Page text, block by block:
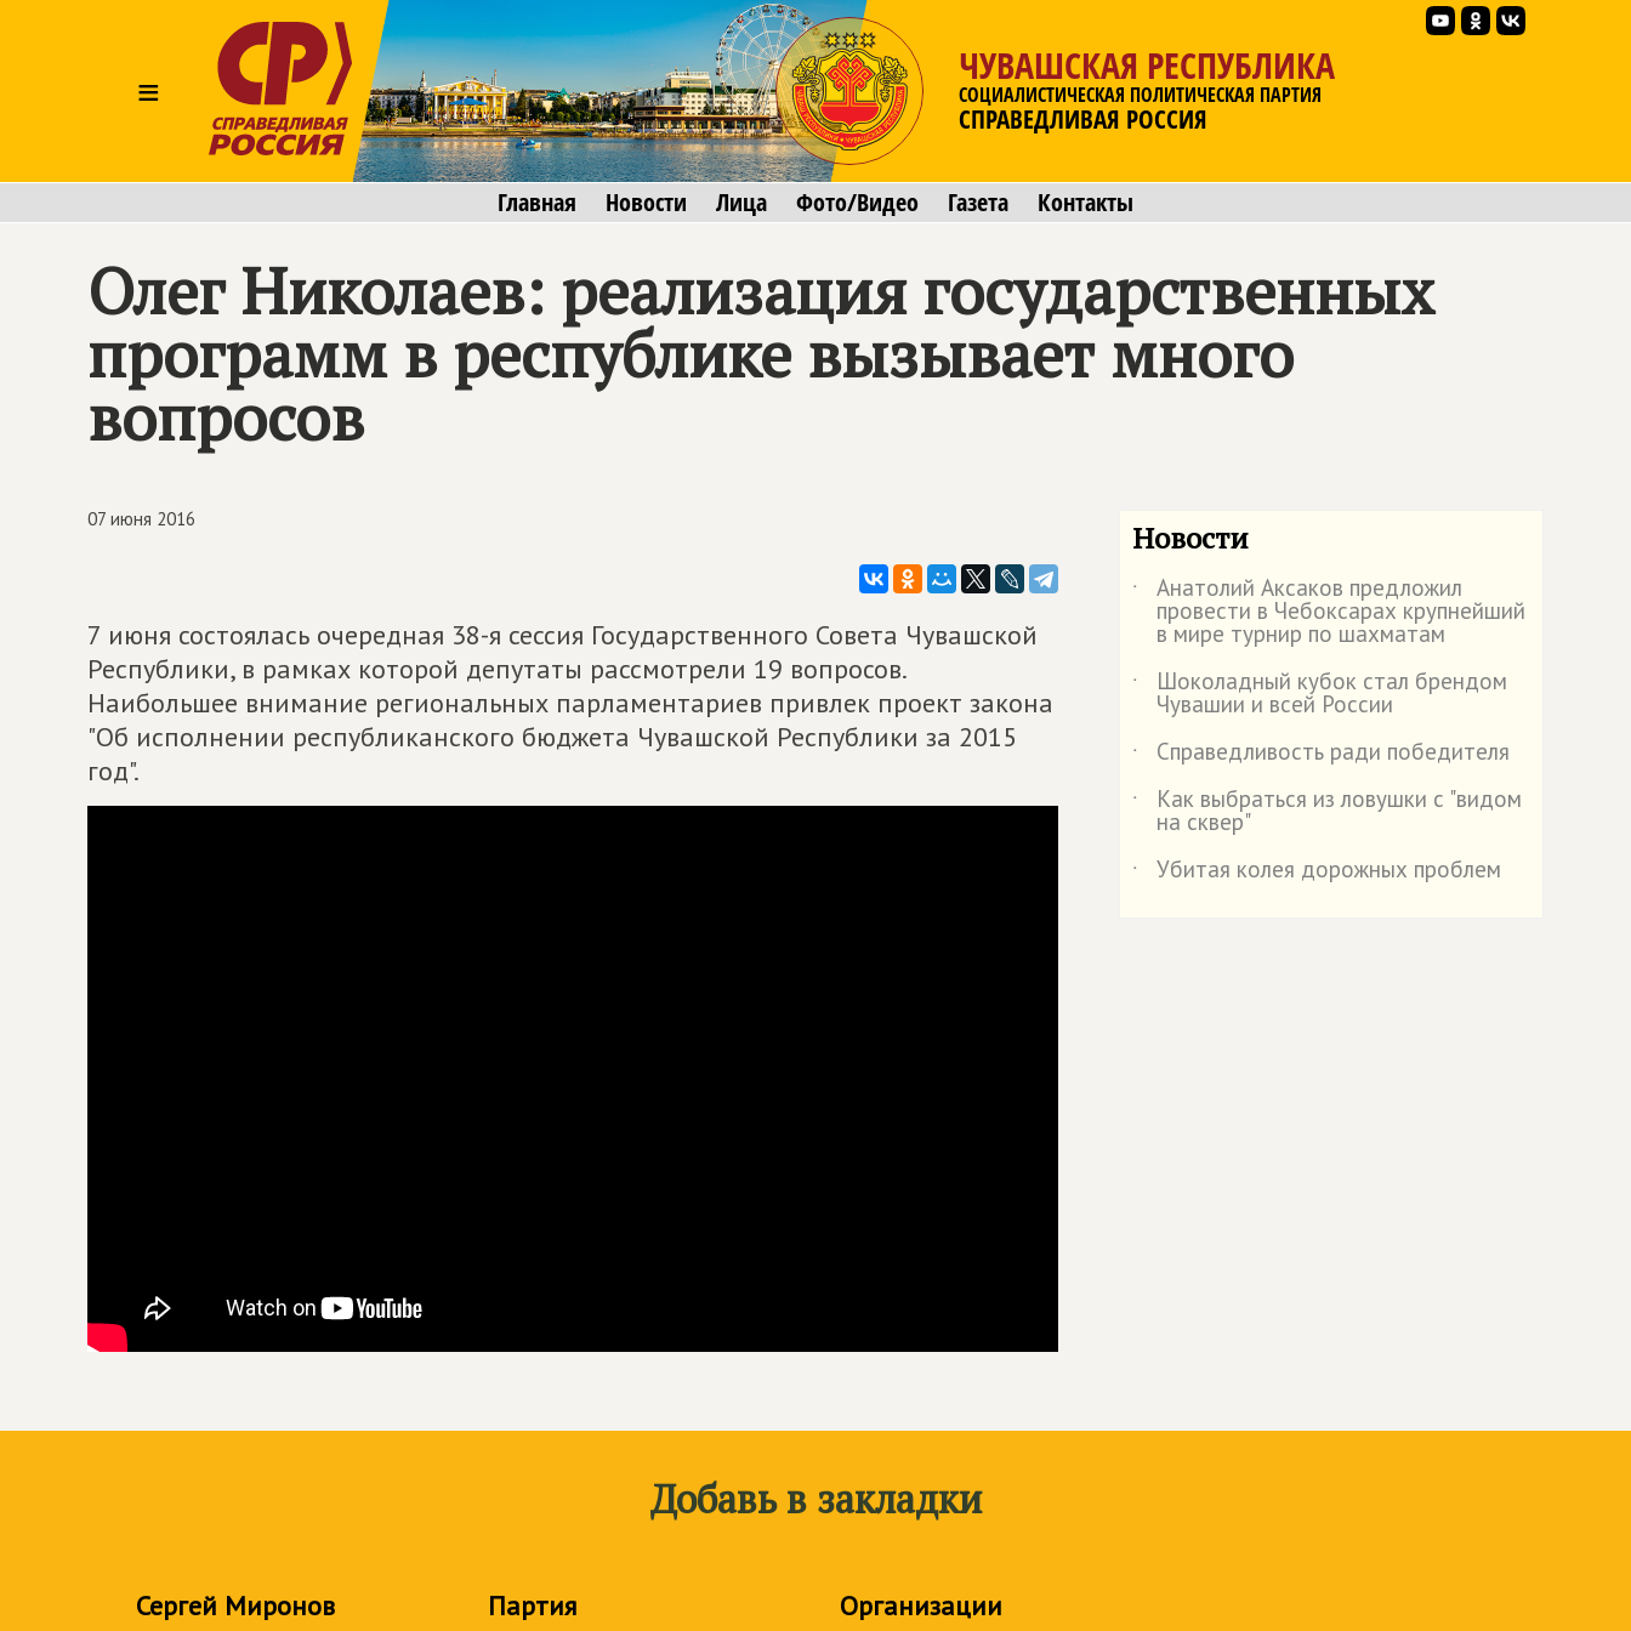
≡
ЧУВАШСКАЯ РЕСПУБЛИКА
СОЦИАЛИСТИЧЕСКАЯ ПОЛИТИЧЕСКАЯ ПАРТИЯ
СПРАВЕДЛИВАЯ РОССИЯ
Главная Новости Лица Фото/Видео Газета Контакты
Олег Николаев: реализация государственных
программ в республике вызывает много
вопросов
07 июня 2016
7 июня состоялась очередная 38-я сессия Государственного Совета Чувашской
Республики, в рамках которой депутаты рассмотрели 19 вопросов.
Наибольшее внимание региональных парламентариев привлек проект закона
"Об исполнении республиканского бюджета Чувашской Республики за 2015
год".
Новости
˙ Анатолий Аксаков предложил
провести в Чебоксарах крупнейший
в мире турнир по шахматам
˙
Шоколадный кубок стал брендом
Чувашии и всей России
˙
Справедливость ради победителя
˙
Как выбраться из ловушки с "видом
на сквер"
˙
Убитая колея дорожных проблем
Добавь в закладки
Сергей Миронов Партия Организации